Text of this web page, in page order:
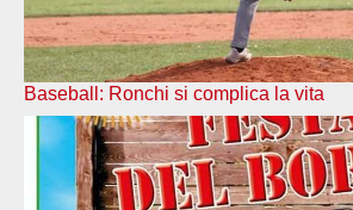
Baseball: Ronchi si complica la vita